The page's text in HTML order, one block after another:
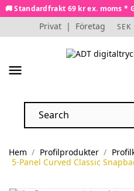
🚚 Standardfrakt 69 kr ex. moms *
Privat | Företag SEK
menu
Hem Profilprodukter
5-Panel Curved Classic